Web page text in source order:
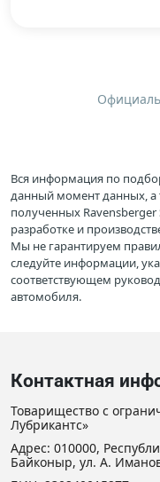
Вся информация по
данный момент данных, а
полученных
разработке и
Мы не гарантируем
следуйте информации,
соответствующем
автомобиля.
Контактная
Товарищество с
Лубрикантс»
Адрес: 010000,
Байконыр, ул. А.